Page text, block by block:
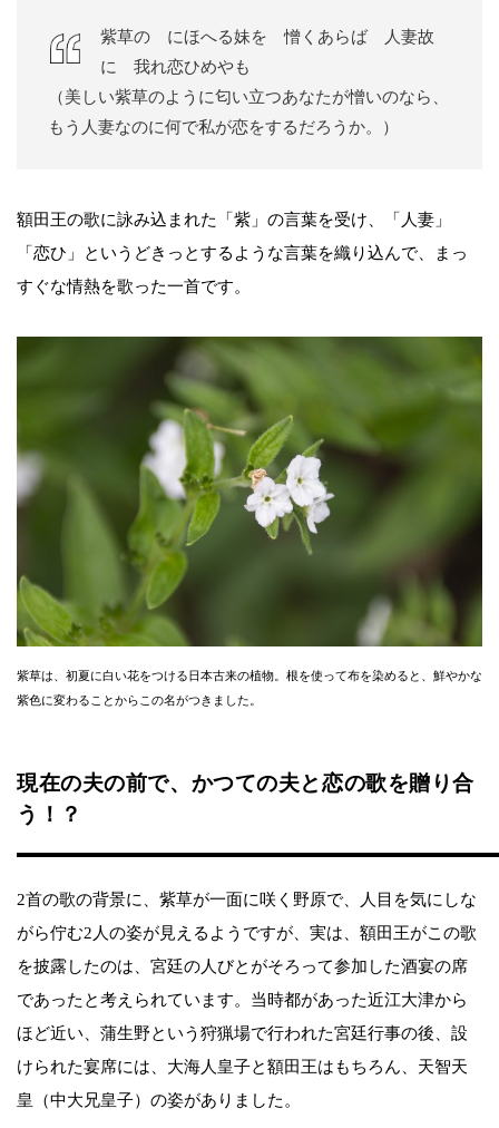
紫草の にほへる妹を 憎くあらば 人妻故
に 我れ恋ひめやも
（美しい紫草のように匂い立つあなたが憎いのなら、
もう人妻なのに何で私が恋をするだろうか。）
額田王の歌に詠み込まれた「紫」の言葉を受け、「人妻」
「恋ひ」というどきっとするような言葉を織り込んで、まっ
すぐな情熱を歌った一首です。
紫草は、初夏に白い花をつける日本古来の植物。根を使って布を染めると、鮮やかな
紫色に変わることからこの名がつきました。
現在の夫の前で、かつての夫と恋の歌を贈り合
う！？
2首の歌の背景に、紫草が一面に咲く野原で、人目を気にしな
がら佇む2人の姿が見えるようですが、実は、額田王がこの歌
を披露したのは、宮廷の人びとがそろって参加した酒宴の席
であったと考えられています。当時都があった近江大津から
ほど近い、蒲生野という狩猟場で行われた宮廷行事の後、設
けられた宴席には、大海人皇子と額田王はもちろん、天智天
皇（中大兄皇子）の姿がありました。